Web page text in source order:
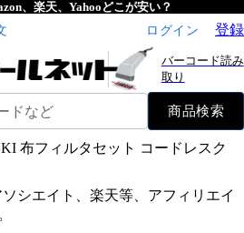
、楽天、Yahooどこが安い？
ログイン 登録
バーコード読み
取り
ドなど 商品検索
布フィルタセット コードレスク
シエイト、楽天等、アフィリエイ